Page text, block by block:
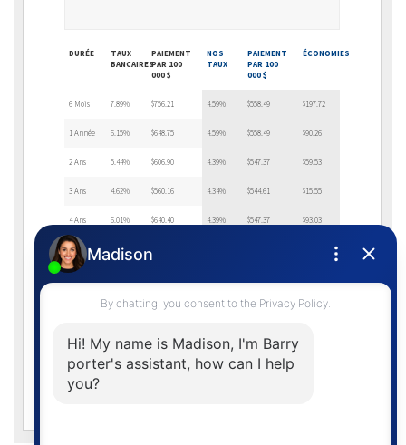
DURÉE
TAUX
BANCAIRES
PAIEMENT
PAR 100
000 $
NOS
TAUX
PAIEMENT
PAR 100
000 $
ÉCONOMIES
6 Mois 7.89% $756.21 4.59% $558.49 $197.72
1 Année 6.15% $648.75 4.59% $558.49 $90.26
2 Ans 5.44% $606.90 4.39% $547.37 $59.53
3 Ans 4.62% $560.16 4.34% $544.61 $15.55
4 Ans 6.01% $640.40 4.39% $547.37 $93.03
5 Ans 4.56%
6.81% $688.72 4.59% $558.49 $130.24
Certaines conditions peuvent s'appliquer. Les taux peuvent changer
sans préavis. *Sur approbation de crédit. Sauf erreur ou omission.